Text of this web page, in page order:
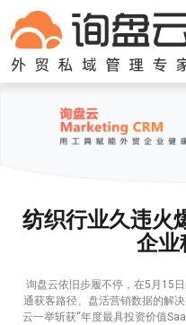
纺织行业久违火
企业
询盘云依旧步履不停，在5月15
通获客路径、盘活营销数据的解
云一举斩获“年度最具投资价值